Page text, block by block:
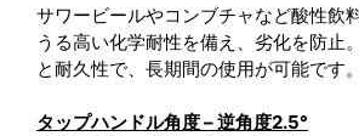
サワービールやコンブチャなど酸性飲
うる高い化学耐性を備え、劣化を防止
と耐久性で、長期間の使用が可能です。
タップハンドル角度 – 逆角度2.5°